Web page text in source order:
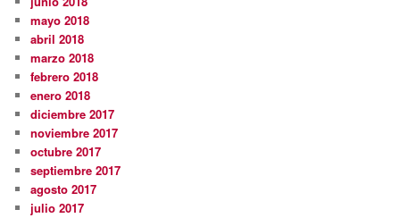
mayo 2018
abril 2018
marzo 2018
febrero 2018
enero 2018
diciembre 2017
noviembre 2017
octubre 2017
septiembre 2017
agosto 2017
julio 2017